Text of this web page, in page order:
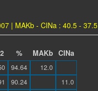
| MAKb - CINa : 40.5 - 37.5
% MAKb CINa
94.64
12.0
90.24
11.0